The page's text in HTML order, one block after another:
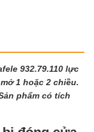
932.79.110 lực
1 hoặc 2 chiều.
phẩm có tích